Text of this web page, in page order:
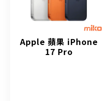
Apple 蘋果 iPhone
17 Pro